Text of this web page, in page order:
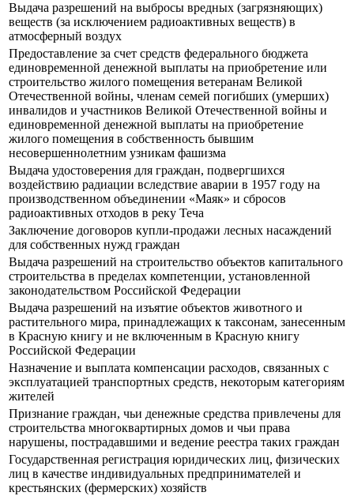
Выдача разрешений на выбросы вредных (загрязняющих)
веществ (за исключением радиоактивных веществ) в
атмосферный воздух
Предоставление за счет средств федерального бюджета
единовременной денежной выплаты на приобретение или
строительство жилого помещения ветеранам Великой
Отечественной войны, членам семей погибших (умерших)
инвалидов и участников Великой Отечественной войны и
единовременной денежной выплаты на приобретение
жилого помещения в собственность бывшим
несовершеннолетним узникам фашизма
Выдача удостоверения для граждан, подвергшихся
воздействию радиации вследствие аварии в 1957 году на
производственном объединении «Маяк» и сбросов
радиоактивных отходов в реку Теча
Заключение договоров купли-продажи лесных насаждений
для собственных нужд граждан
Выдача разрешений на строительство объектов капитального
строительства в пределах компетенции, установленной
законодательством Российской Федерации
Выдача разрешений на изъятие объектов животного и
растительного мира, принадлежащих к таксонам, занесенным
в Красную книгу и не включенным в Красную книгу
Российской Федерации
Назначение и выплата компенсации расходов, связанных с
эксплуатацией транспортных средств, некоторым категориям
жителей
Признание граждан, чьи денежные средства привлечены для
строительства многоквартирных домов и чьи права
нарушены, пострадавшими и ведение реестра таких граждан
Государственная регистрация юридических лиц, физических
лиц в качестве индивидуальных предпринимателей и
крестьянских (фермерских) хозяйств